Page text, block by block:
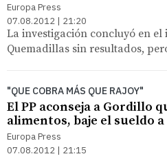
Europa Press
07.08.2012 | 21:20
La investigación concluyó en
Quemadillas sin resultados,
"QUE COBRA MÁS QUE RAJOY"
El PP aconseja a Gordillo
alimentos, baje el sueldo
Europa Press
07.08.2012 | 21:15